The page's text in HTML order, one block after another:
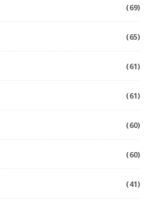
(69)
(65)
(61)
(61)
(60)
(60)
(41)